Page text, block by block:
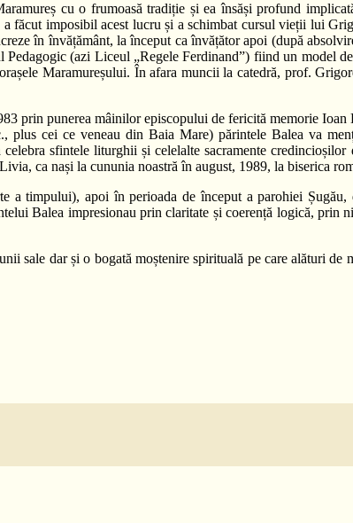
cu o frumoasă tradiție și ea însăși profund
făcut imposibil acest lucru și a schimbat cursul vieții lui
în învățământ, la început ca învățător apoi (după
(azi Liceul „Regele Ferdinand”) fiind un model
Maramureșului. În afara muncii la catedră, prof.
prin punerea mâinilor episcopului de fericită memorie
cei ce veneau din Baia Mare) părintele Balea va
sfintele liturghii și celelalte sacramente credincioșilor
ca nași la cununia noastră în august, 1989, la biserica
a timpului), apoi în perioada de început a parohiei
Balea impresionau prin claritate și coerență logică, prin
sale dar și o bogată moștenire spirituală pe care alături de